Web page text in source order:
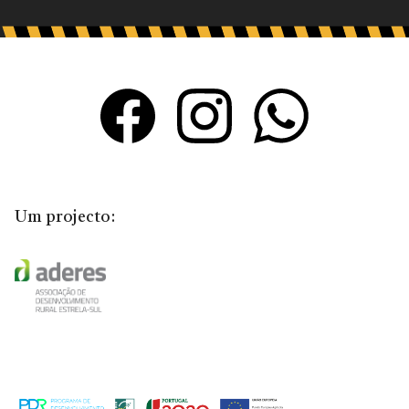
Um projecto: